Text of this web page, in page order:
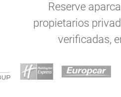
Reserve
propietarios
verificadas,